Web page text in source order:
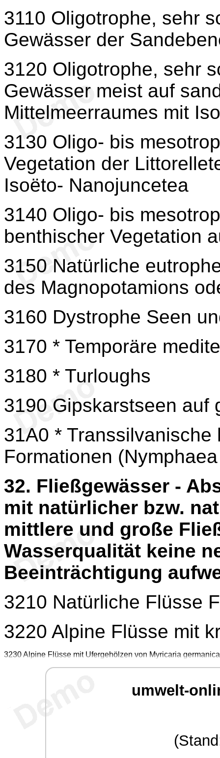
3110 Oligotrophe, sehr
Gewässer der
3120 Oligotrophe, sehr
Gewässer meist auf
Mittelmeerraumes mit
3130 Oligo- bis
Vegetation der
Isoëto- Nanojuncetea
3140 Oligo- bis
benthischer Vegetation
3150 Natürliche
des Magnopotamions
3160 Dystrophe Seen
3170 * Temporäre
3180 * Turloughs
3190 Gipskarstseen auf
31A0 *
Formationen
32. Fließgewässer -
mit natürlicher bzw.
mittlere und große
Wasserqualität keine
Beeinträchtigung
3210 Natürliche Flüsse
3220 Alpine Flüsse mit
3230 Alpine Flüsse mit Ufergehölzen von Myricaria germanica
umwelt-